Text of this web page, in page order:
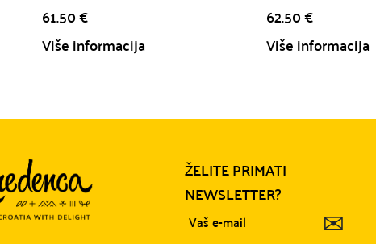
61.50€
Više informacija
62.50€
Više informacija
ŽELITE PRIMATI
NEWSLETTER?
✉